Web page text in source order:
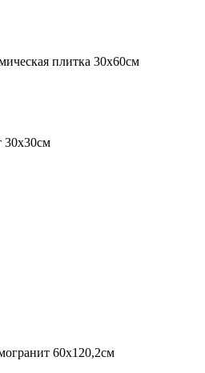
плитка 30x60см
30х30см
60x120,2см